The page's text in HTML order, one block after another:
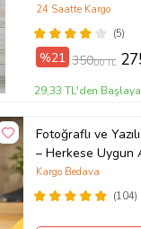
(5)
24 Saatte Kargo
%21 350,00 TL
29,33 TL'den
Fotoğraflı ve
– Herkese Uygun
Porselen Baskılı
(104)
Kargo Bedava